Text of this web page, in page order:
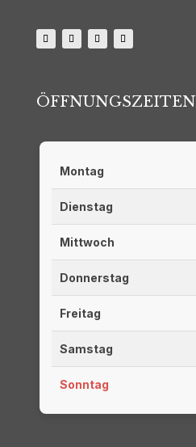
ÖFFNUNGSZEITEN
Montag
Dienstag
Mittwoch
Donnerstag
Freitag
Samstag
Sonntag